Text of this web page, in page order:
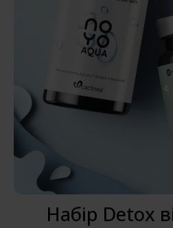
Набір Detox